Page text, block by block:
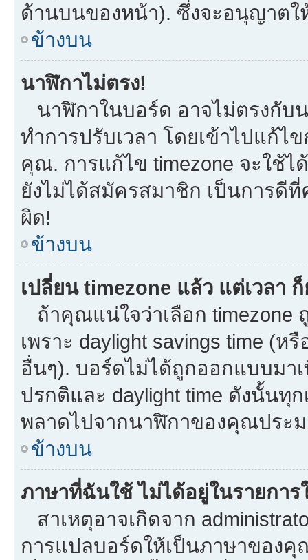
ด้านบนของหน้า). ซึ่งจะอนุญาต
ข้างบน
นาฬิกาไม่ตรง!
นาฬิกาในบอร์ด อาจไม่ตรงกั
ทำการปรับเวลา โดยเข้าไปแก้ไ
คุณ. การแก้ไข timezone จะใช้
ยังไม่ได้สมัครสมาชิก เป็นการ
ผิด!
ข้างบน
เปลี่ยน timezone แล้ว แต่เวลา
ถ้าคุณแน่ใจว่าเลือก timezone
เพราะ daylight savings time (ห
อื่นๆ). บอร์ดไม่ได้ถูกออกแบบมา
ปรกติและ daylight time ดังนั้นทุ
พลาดไปจากนาฬิกาของคุณประ
ข้างบน
ภาษาที่ฉันใช้ ไม่ได้อยู่ในรายการ
สาเหตุอาจเกิดจาก
การแปลบอร์ดให้เป็นภาษาของคุ